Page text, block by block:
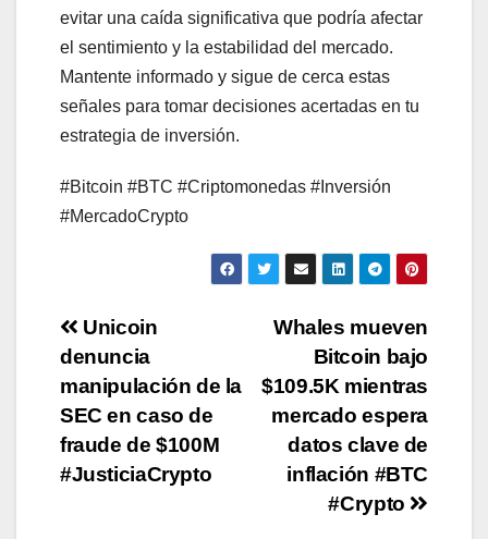
evitar una caída significativa que podría afectar
el sentimiento y la estabilidad del mercado.
Mantente informado y sigue de cerca estas
señales para tomar decisiones acertadas en tu
estrategia de inversión.
#Bitcoin #BTC #Criptomonedas #Inversión
#MercadoCrypto
Post
navigation
Whales mueven
Bitcoin bajo
$109.5K mientras
mercado espera
datos clave de
inflación #BTC
#Crypto
Unicoin
denuncia
manipulación de la
SEC en caso de
fraude de $100M
#JusticiaCrypto